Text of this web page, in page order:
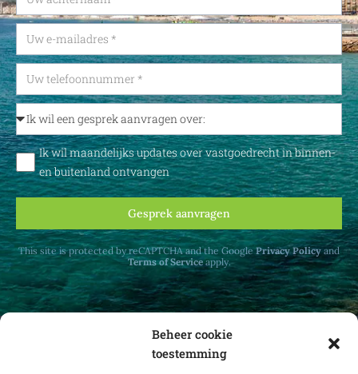
Beheer cookie
toestemming
Ik wil maandelijks updates over vastgoedrecht in binnen-
en buitenland ontvangen
Gesprek aanvragen
This site is protected by reCAPTCHA and the GooglePrivacy Policyand
Terms of Serviceapply.
Ontvang maandelijks updates over